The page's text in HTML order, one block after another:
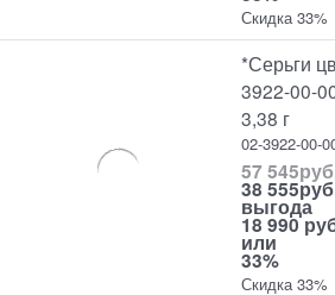
Скидка 33%
*Серьги
3922-00-
3,38 г
02-3922-00-
57 545
38 555
выгода
18 990
или
33%
Скидка 33%